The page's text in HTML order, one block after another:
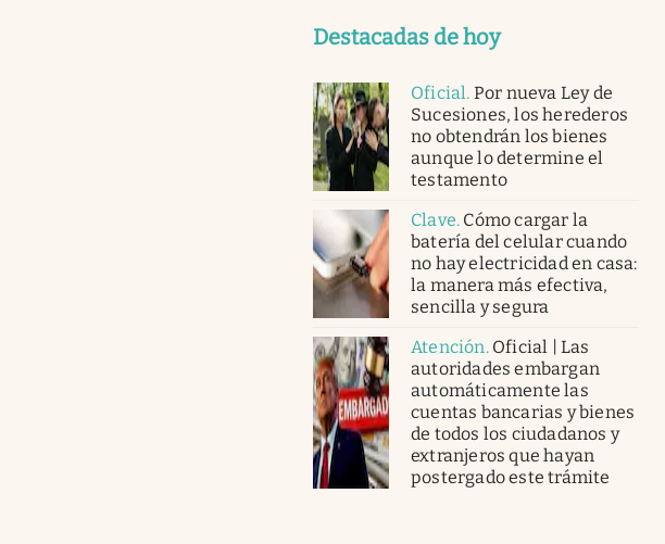
Destacadas de hoy
Oficial. Por nueva Ley de
Sucesiones, los herederos
no obtendrán los bienes
aunque lo determine el
testamento
Clave. Cómo cargar la
batería del celular cuando
no hay electricidad en casa:
la manera más efectiva,
sencilla y segura
Atención. Oficial | Las
autoridades embargan
automáticamente las
cuentas bancarias y bienes
de todos los ciudadanos y
extranjeros que hayan
postergado este trámite